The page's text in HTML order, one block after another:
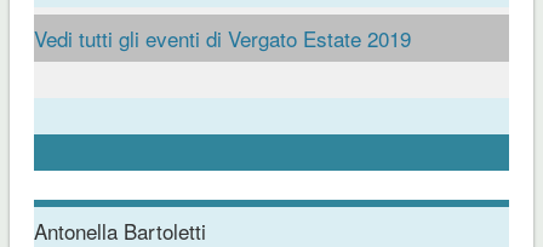
Vedi tutti gli eventi di Vergato Estate 2019
Antonella Bartoletti